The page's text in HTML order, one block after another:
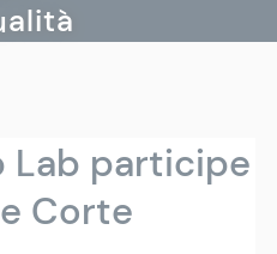
Lab participe
Corte